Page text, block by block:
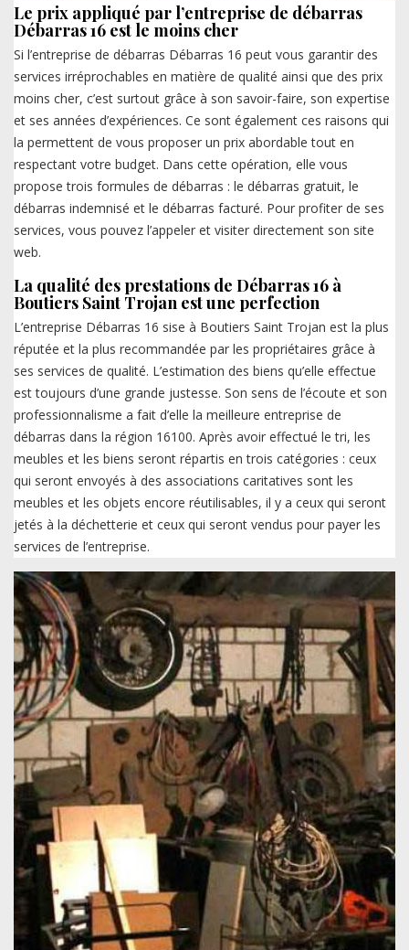
Le prix appliqué par l’entreprise de débarras
Débarras 16 est le moins cher
Si l’entreprise de débarras Débarras 16 peut vous garantir des
services irréprochables en matière de qualité ainsi que des prix
moins cher, c’est surtout grâce à son savoir-faire, son expertise
et ses années d’expériences. Ce sont également ces raisons qui
la permettent de vous proposer un prix abordable tout en
respectant votre budget. Dans cette opération, elle vous
propose trois formules de débarras : le débarras gratuit, le
débarras indemnisé et le débarras facturé. Pour profiter de ses
services, vous pouvez l’appeler et visiter directement son site
web.
La qualité des prestations de Débarras 16 à
Boutiers Saint Trojan est une perfection
L’entreprise Débarras 16 sise à Boutiers Saint Trojan est la plus
réputée et la plus recommandée par les propriétaires grâce à
ses services de qualité. L’estimation des biens qu’elle effectue
est toujours d’une grande justesse. Son sens de l’écoute et son
professionnalisme a fait d’elle la meilleure entreprise de
débarras dans la région 16100. Après avoir effectué le tri, les
meubles et les biens seront répartis en trois catégories : ceux
qui seront envoyés à des associations caritatives sont les
meubles et les objets encore réutilisables, il y a ceux qui seront
jetés à la déchetterie et ceux qui seront vendus pour payer les
services de l’entreprise.